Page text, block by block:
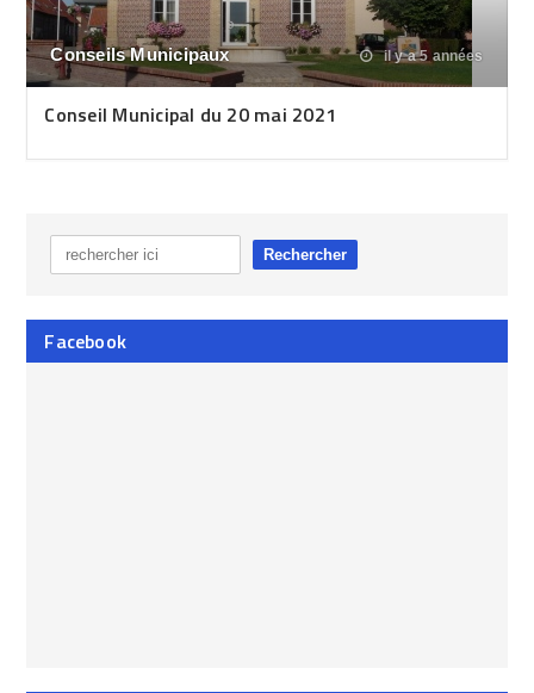
Conseils Municipaux il y a 5 années
Conseil Municipal du 20 mai 2021
Facebook